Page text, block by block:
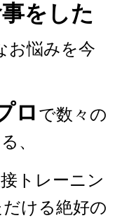
をした
お悩みを今
ロ で数々の
、
トレーニン
ける絶好の